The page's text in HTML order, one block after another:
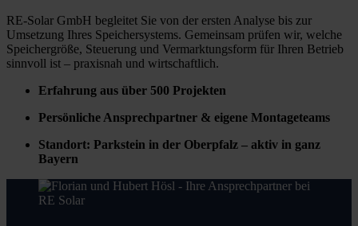
RE-Solar GmbH begleitet Sie von der ersten Analyse bis zur
Umsetzung Ihres Speichersystems. Gemeinsam prüfen wir, welche
Speichergröße, Steuerung und Vermarktungsform für Ihren Betrieb
sinnvoll ist – praxisnah und wirtschaftlich.
Erfahrung aus über 500 Projekten
Persönliche Ansprechpartner & eigene Montageteams
Standort: Parkstein in der Oberpfalz – aktiv in ganz
Bayern